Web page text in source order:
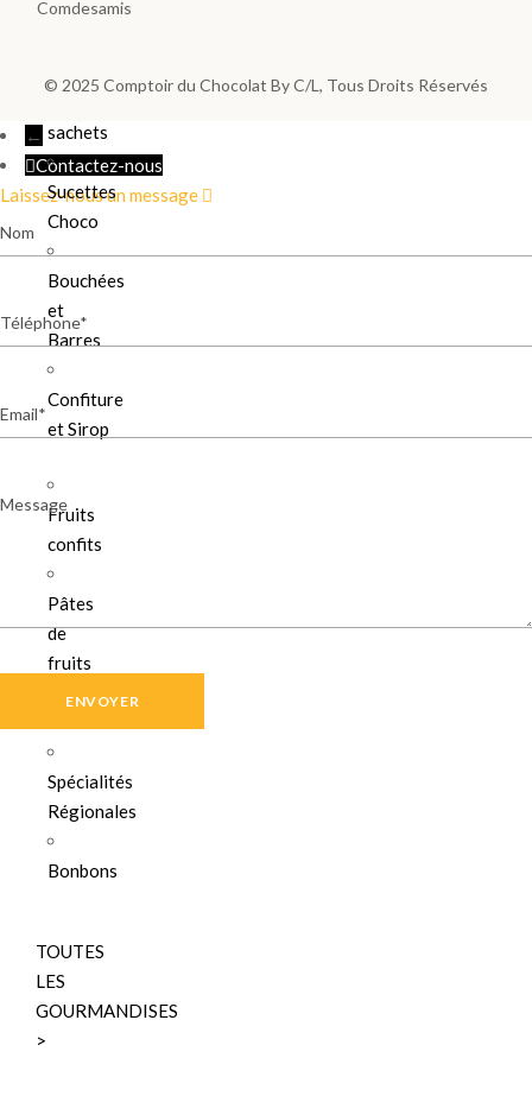
tartiner
sachets
Sucettes
Choco
Bouchées
et
Barres
Confiture
et Sirop
Fruits
confits
Pâtes
de
fruits
Pâte
Spécialités
Régionales
Bonbons
TOUTES
LES
GOURMANDISES
>
© 2025 Comptoir du Chocolat By C/L , Tous Droits Réservés
←
Contactez-nous
Laissez-nous un message
Nom
Téléphone
Email
Message